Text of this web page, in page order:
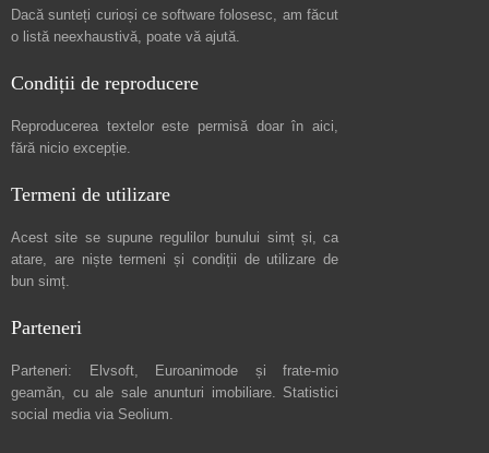
Dacă sunteți curioși ce software folosesc, am făcut
o listă neexhaustivă, poate vă ajută.
Condiții de reproducere
Reproducerea textelor este permisă doar în aici,
fără nicio excepție.
Termeni de utilizare
Acest site se supune regulilor bunului simț și, ca
atare, are niștetermeni și condiții de utilizare de
bun simț.
Parteneri
Parteneri: Elvsoft, Euroanimode și frate-mio
geamăn, cu ale sale anunturi imobiliare. Statistici
social media via Seolium.